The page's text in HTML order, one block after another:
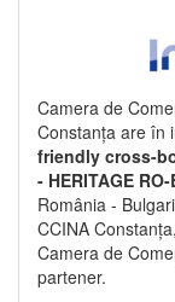
Camera de
Constanța are în
friendly cross-
- HERITAGE RO-
România -
CCINA
Camera de
partener.